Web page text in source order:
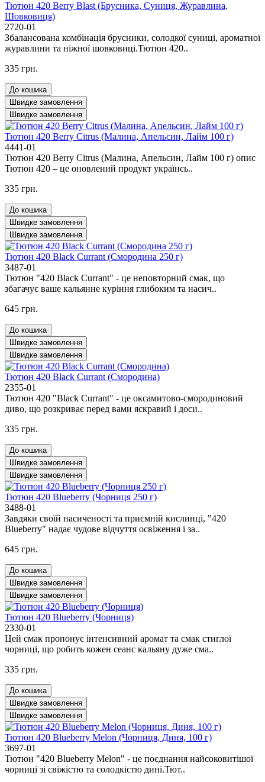
Тютюн 420 Berry Blast (Брусника, Суниця, Журавлина,
Шовковиця)
2720-01
Збалансована комбінація брусники, солодкої суниці, ароматної
журавлини та ніжної шовковиці.Тютюн 420..
335 грн.
До кошика
Швидке замовлення
Швидке замовлення
Тютюн 420 Berry Citrus (Малина, Апельсин, Лайм 100 г)
4441-01
Тютюн 420 Berry Citrus (Малина, Апельсин, Лайм 100 г) опис
Тютюн 420 – це оновлений продукт українсь..
335 грн.
До кошика
Швидке замовлення
Швидке замовлення
Тютюн 420 Black Currant (Смородина 250 г)
3487-01
Тютюн "420 Black Currant" - це неповторний смак, що
збагачує ваше кальянне куріння глибоким та насич..
645 грн.
До кошика
Швидке замовлення
Швидке замовлення
Тютюн 420 Black Currant (Смородина)
2355-01
Тютюн 420 "Black Currant" - це оксамитово-смородиновий
диво, що розкриває перед вами яскравий і доси..
335 грн.
До кошика
Швидке замовлення
Швидке замовлення
Тютюн 420 Blueberry (Чорниця 250 г)
3488-01
Завдяки своїй насиченості та приємній кислинці, "420
Blueberry" надає чудове відчуття освіження і за..
645 грн.
До кошика
Швидке замовлення
Швидке замовлення
Тютюн 420 Blueberry (Чорниця)
2330-01
Цей смак пропонує інтенсивний аромат та смак стиглої
чорниці, що робить кожен сеанс кальяну дуже сма..
335 грн.
До кошика
Швидке замовлення
Швидке замовлення
Тютюн 420 Blueberry Melon (Чорниця, Диня, 100 г)
3697-01
Тютюн "420 Blueberry Melon" - це поєднання найсоковитішої
чорниці зі свіжістю та солодкістю дині.Тют..